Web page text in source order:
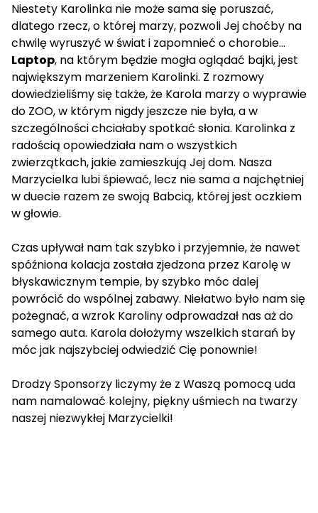
Niestety Karolinka nie może sama się poruszać,
dlatego rzecz, o której marzy, pozwoli Jej choćby na
chwilę wyruszyć w świat i zapomnieć o chorobie…
Laptop, na którym będzie mogła oglądać bajki, jest
największym marzeniem Karolinki. Z rozmowy
dowiedzieliśmy się także, że Karola marzy o wyprawie
do ZOO, w którym nigdy jeszcze nie była, a w
szczególności chciałaby spotkać słonia. Karolinka z
radością opowiedziała nam o wszystkich
zwierzątkach, jakie zamieszkują Jej dom. Nasza
Marzycielka lubi śpiewać, lecz nie sama a najchętniej
w duecie razem ze swoją Babcią, której jest oczkiem
w głowie.
Czas upływał nam tak szybko i przyjemnie, że nawet
spóźniona kolacja została zjedzona przez Karolę w
błyskawicznym tempie, by szybko móc dalej
powrócić do wspólnej zabawy. Niełatwo było nam się
pożegnać, a wzrok Karoliny odprowadzał nas aż do
samego auta. Karola dołożymy wszelkich starań by
móc jak najszybciej odwiedzić Cię ponownie!
Drodzy Sponsorzy liczymy że z Waszą pomocą uda
nam namalować kolejny, piękny uśmiech na twarzy
naszej niezwykłej Marzycielki!